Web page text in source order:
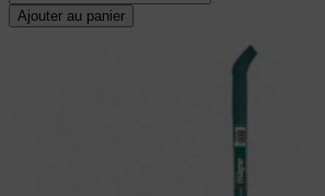
Ajouter au panier